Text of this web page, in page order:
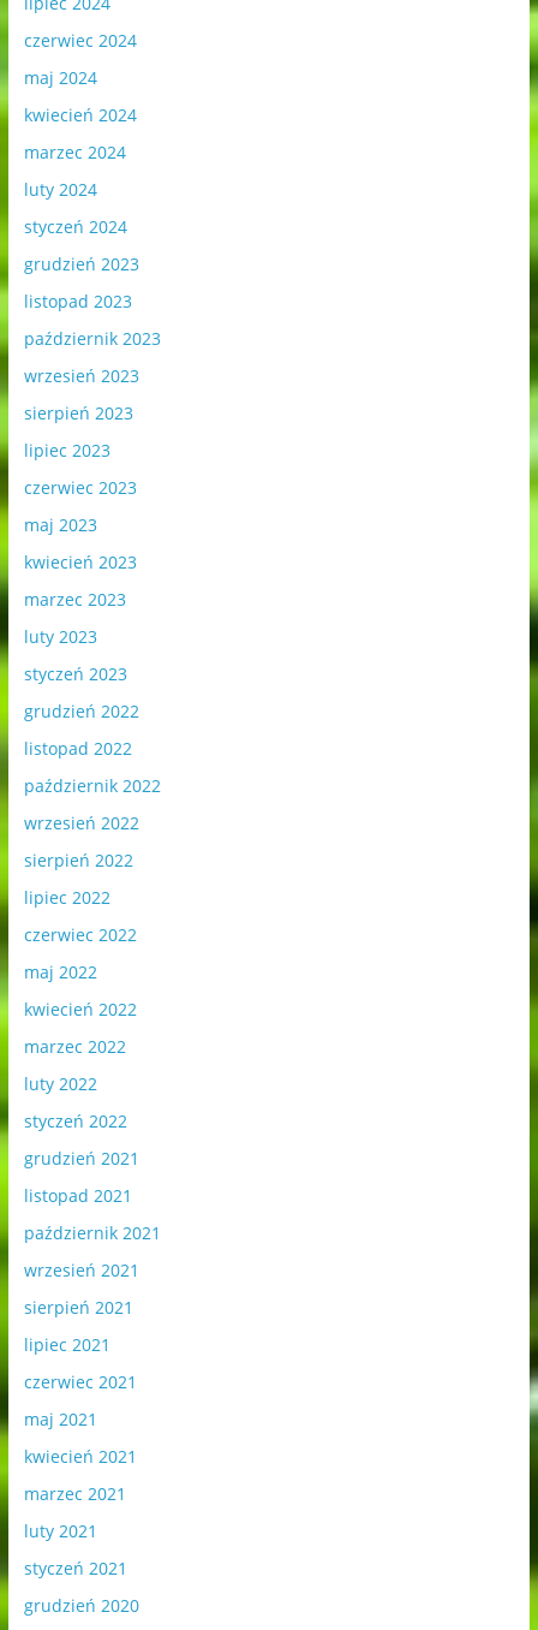
czerwiec 2024
maj 2024
kwiecień 2024
marzec 2024
luty 2024
styczeń 2024
grudzień 2023
listopad 2023
październik 2023
wrzesień 2023
sierpień 2023
lipiec 2023
czerwiec 2023
maj 2023
kwiecień 2023
marzec 2023
luty 2023
styczeń 2023
grudzień 2022
listopad 2022
październik 2022
wrzesień 2022
sierpień 2022
lipiec 2022
czerwiec 2022
maj 2022
kwiecień 2022
marzec 2022
luty 2022
styczeń 2022
grudzień 2021
listopad 2021
październik 2021
wrzesień 2021
sierpień 2021
lipiec 2021
czerwiec 2021
maj 2021
kwiecień 2021
marzec 2021
luty 2021
styczeń 2021
grudzień 2020